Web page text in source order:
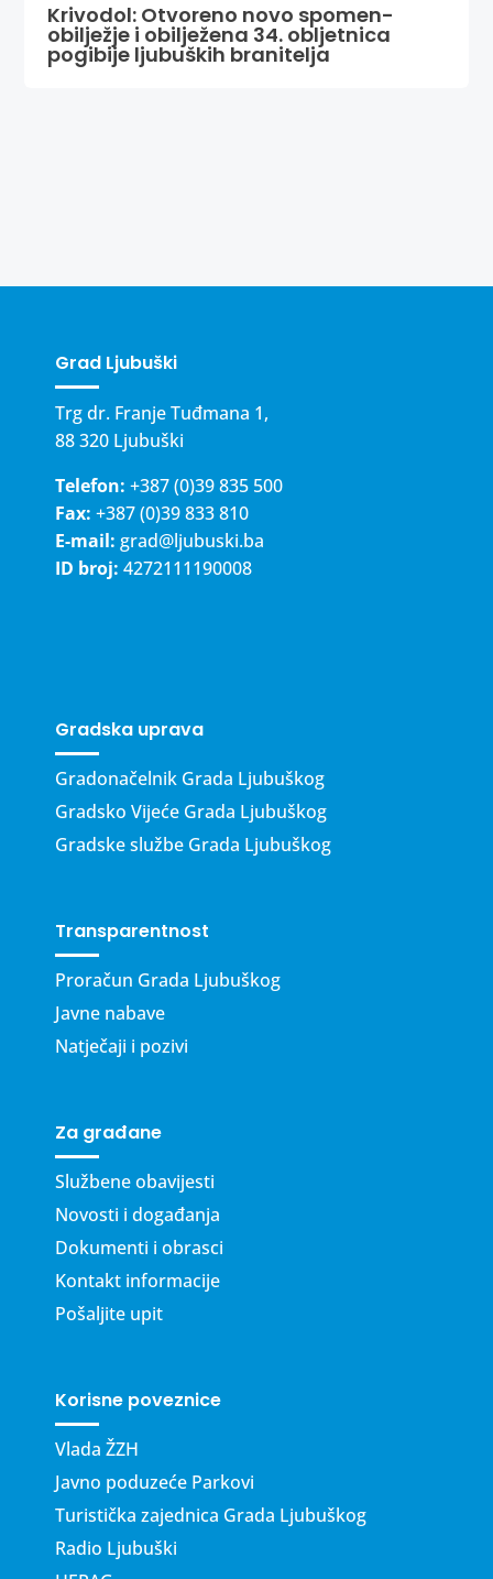
Krivodol: Otvoreno novo spomen-
obilježje i obilježena 34. obljetnica
pogibije ljubuških branitelja
Grad Ljubuški
Trg dr. Franje Tuđmana 1,
88 320 Ljubuški
Telefon: +387 (0)39 835 500
Fax: +387 (0)39 833 810
E-mail: grad@ljubuski.ba
ID broj: 4272111190008
Gradska uprava
Gradonačelnik Grada Ljubuškog
Gradsko Vijeće Grada Ljubuškog
Gradske službe Grada Ljubuškog
Transparentnost
Proračun Grada Ljubuškog
Javne nabave
Natječaji i pozivi
Za građane
Službene obavijesti
Novosti i događanja
Dokumenti i obrasci
Kontakt informacije
Pošaljite upit
Korisne poveznice
Vlada ŽZH
Javno poduzeće Parkovi
Turistička zajednica Grada Ljubuškog
Radio Ljubuški